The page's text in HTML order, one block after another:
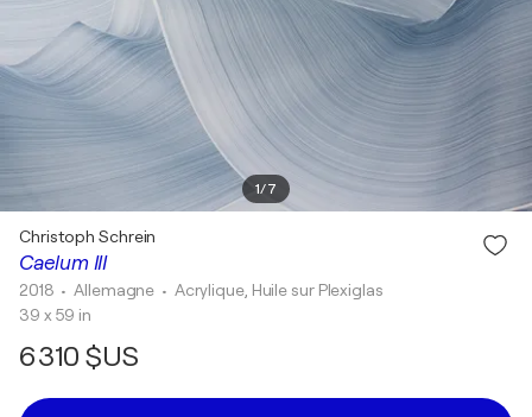
1/7
Caelum III
Christoph Schrein
2018 • Allemagne • Acrylique, Huile sur Plexiglas
39 x 59 in
6 310 $US